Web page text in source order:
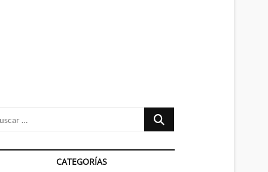
Buscar
CATEGORÍAS